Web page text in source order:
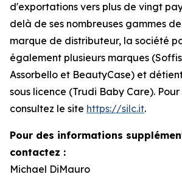
d'exportations vers plus de vingt
delà de ses nombreuses gammes
marque de distributeur, la société
également plusieurs marques
Assorbello et BeautyCase) et
sous licence (Trudi Baby Care).
consultez le site https://silc.it.
Pour des informations
contactez :
Michael DiMauro